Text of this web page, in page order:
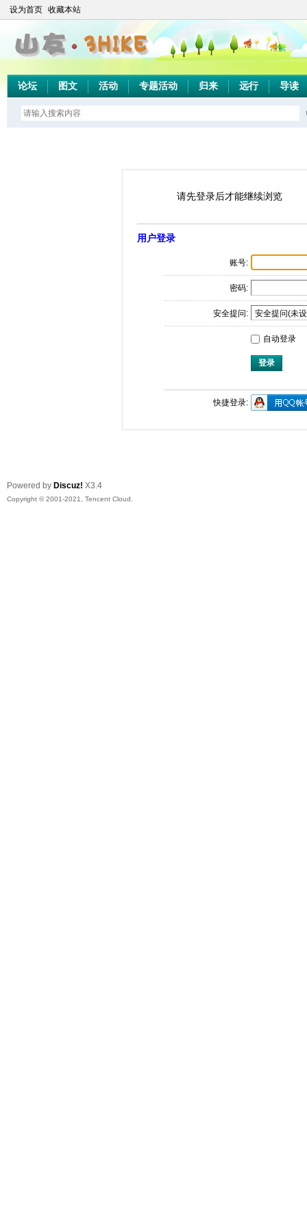
设为首页 收藏本站
论坛 图文 活动 专题活动 归来 远行 导读
请先登录后才能继续浏览
用户登录
账号:
密码:
安全提问:
自动登录
登录
快捷登录:
Powered by Discuz! X3.4
Copyright © 2001-2021, Tencent Cloud.